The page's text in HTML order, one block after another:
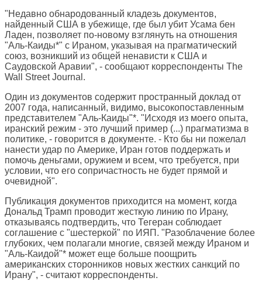
"Недавно обнародованный кладезь документов,
найденный США в убежище, где был убит Усама бен
Ладен, позволяет по-новому взглянуть на отношения
"Аль-Каиды*" с Ираном, указывая на прагматический
союз, возникший из общей ненависти к США и
Саудовской Аравии", - сообщают корреспонденты The
Wall Street Journal .
Один из документов содержит пространный доклад от
2007 года, написанный, видимо, высокопоставленным
представителем "Аль-Каиды"*. "Исходя из моего опыта,
иранский режим - это лучший пример (...) прагматизма в
политике, - говорится в документе. - Кто бы ни пожелал
нанести удар по Америке, Иран готов поддержать и
помочь деньгами, оружием и всем, что требуется, при
условии, что его сопричастность не будет прямой и
очевидной".
Публикация документов приходится на момент, когда
Дональд Трамп проводит жесткую линию по Ирану,
отказываясь подтвердить, что Тегеран соблюдает
соглашение с "шестеркой" по ИЯП. "Разоблачение более
глубоких, чем полагали многие, связей между Ираном и
"Аль-Каидой"* может еще больше поощрить
американских сторонников новых жестких санкций по
Ирану", - считают корреспонденты.